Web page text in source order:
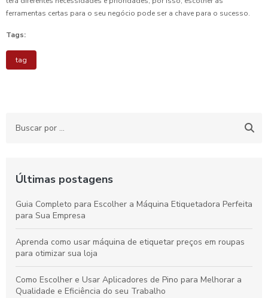
ferramentas certas para o seu negócio pode ser a chave para o sucesso.
Tags:
tag
Últimas postagens
Guia Completo para Escolher a Máquina Etiquetadora Perfeita
para Sua Empresa
Aprenda como usar máquina de etiquetar preços em roupas
para otimizar sua loja
Como Escolher e Usar Aplicadores de Pino para Melhorar a
Qualidade e Eficiência do seu Trabalho